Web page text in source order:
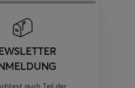
auch Teil der